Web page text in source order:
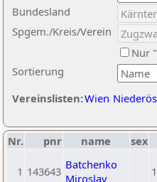
Sortierung
Bundesland
Spgem./Kreis/Verein
Nur
Vereinslisten:Wien
Nr. pnr name sex
1 143643 Batchenko
Miroslav